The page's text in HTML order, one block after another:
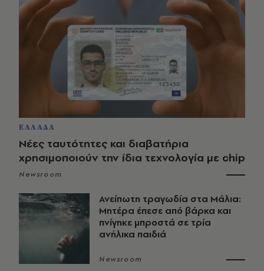
ΕΛΛΑΔΑ
Νέες ταυτότητες και διαβατήρια
χρησιμοποιούν την ίδια τεχνολογία με chip
Newsroom
Ανείπωτη τραγωδία στα Μάλια:
Μητέρα έπεσε από βάρκα και
πνίγηκε μπροστά σε τρία
ανήλικα παιδιά
Newsroom